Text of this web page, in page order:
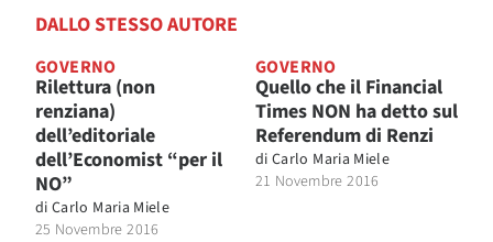
DALLO STESSO AUTORE
GOVERNO
Rilettura (non
renziana)
dell’editoriale
dell’Economist “per il
NO”
di Carlo Maria Miele
25 Novembre 2016
GOVERNO
Quello che il Financial
Times NON ha detto sul
Referendum di Renzi
di Carlo Maria Miele
21 Novembre 2016